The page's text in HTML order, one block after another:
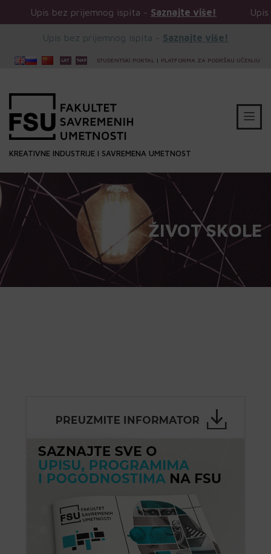
prijemnog ispita -Saznajte više! Upis bez
Upis bez prijemnog ispita - Saznajte više!
STUDENTSKI PORTAL | PLATFORMA ZA PODRŠKU UČENJU
KREATIVNE INDUSTRIJE I SAVREMENA UMETNOST
ŽIVOT SKOLE